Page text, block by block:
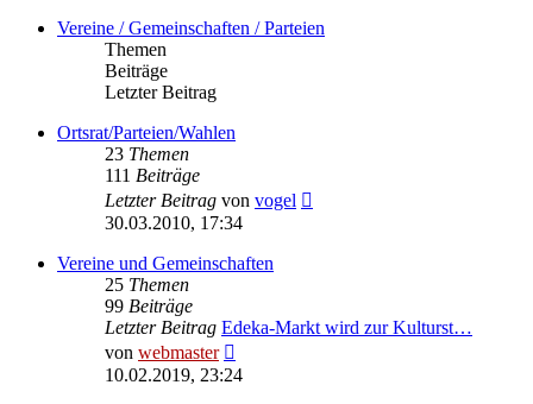
Vereine / Gemeinschaften / Parteien
Themen
Beiträge
Letzter Beitrag
Ortsrat/Parteien/Wahlen
23 Themen
111 Beiträge
Letzter Beitrag von vogel
30.03.2010, 17:34
Vereine und Gemeinschaften
25 Themen
99 Beiträge
Letzter Beitrag Edeka-Markt wird zur Kulturst…
von webmaster
Beitrag
10.02.2019, 23:24